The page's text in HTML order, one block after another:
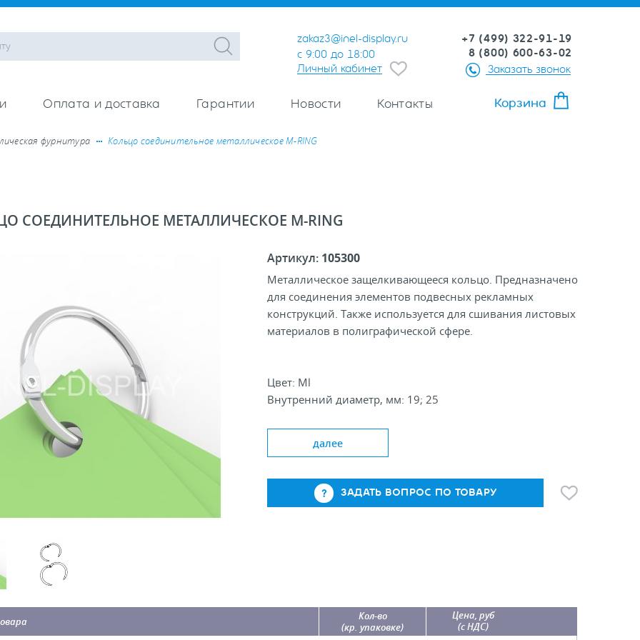
zakaz3@inel-display.ru
с 9:00 до 18:00
Личный кабинет
+7 (499) 322-91-19
8 (800) 600-63-02
Заказать звонок
Оплата и доставка Гарантии Новости Контакты Корзина
фурнитура Кольцо соединительное металлическое M-RING
СОЕДИНИТЕЛЬНОЕ МЕТАЛЛИЧЕСКОЕ M-RING
Артикул: 105300
Металлическое защелкивающееся кольцо. Предназначено
для соединения элементов подвесных рекламных
конструкций. Также используется для сшивания листовых
материалов в полиграфической сфере.
Цвет: Ml
Внутренний диаметр, мм: 19; 25
далее
ЗАДАТЬ ВОПРОС ПО ТОВАРУ
Кол-во
(кр. упаковке)
Цена, руб
(с НДС)